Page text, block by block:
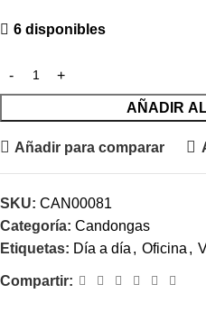
6 disponibles
AÑADIR
Añadir para comparar
SKU: CAN00081
Categoría: Candongas
Etiquetas: Día a día , Oficina ,
Compartir: